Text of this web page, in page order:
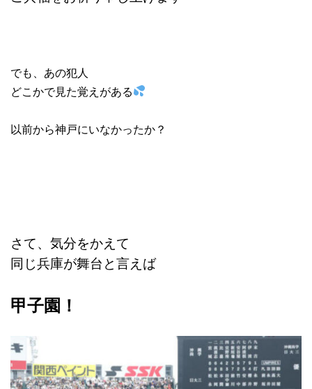
でも、あの犯人
どこかで見た覚えがある
以前から神戸にいなかったか？
さて、気分をかえて
同じ兵庫が舞台と言えば
甲子園！